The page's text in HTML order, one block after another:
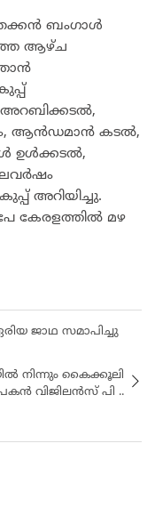
ബംഗാൾ
ആഴ്ച
അറബിക്കടൽ,
ആൻഡമാൻ കടൽ,
ഉൾക്കടൽ,
അറിയിച്ചു.
കേരളത്തിൽ മഴ
ജാഥ സമാപിച്ചു
നിന്നും കൈക്കൂലി
വിജിലൻസ് പി ..